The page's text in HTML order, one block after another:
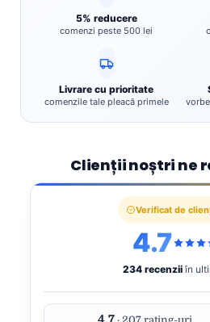
5% reducere
comenzi peste 500 lei
Livrare cu prioritate
comenzile tale pleacă primele
Clienții noștri ne
Verificat de
4.7
234 recenziiîn